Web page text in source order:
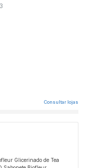
Consultar lojas
Glicerinado de Tea